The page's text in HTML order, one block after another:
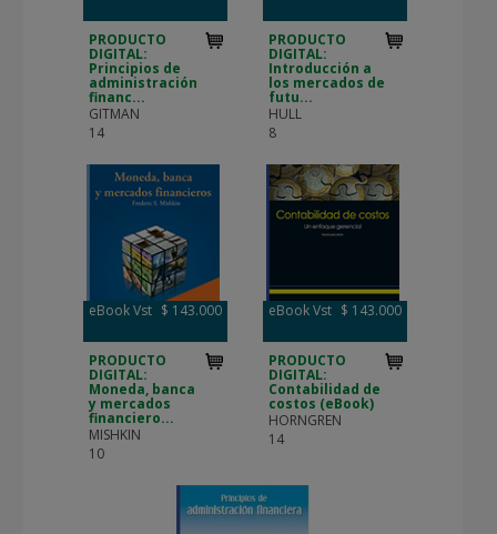
PRODUCTO
DIGITAL:
Principios de
administración
financ...
GITMAN
14
PRODUCTO
DIGITAL:
Introducción a
los mercados de
futu...
HULL
8
eBook Vst $ 143.000
PRODUCTO
DIGITAL:
Moneda, banca
y mercados
financiero...
MISHKIN
10
eBook Vst $ 143.000
PRODUCTO
DIGITAL:
Contabilidad de
costos (eBook)
HORNGREN
14